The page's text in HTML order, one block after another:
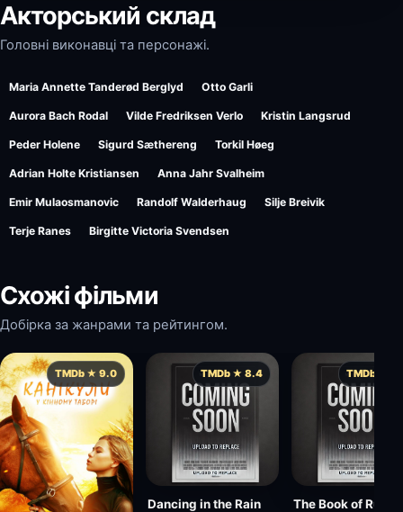
Акторський склад
Головні виконавці та персонажі.
Maria Annette Tanderød Berglyd Otto Garli
Aurora Bach Rodal Vilde Fredriksen Verlo Kristin Langsrud
Peder Holene Sigurd Sæthereng Torkil Høeg
Adrian Holte Kristiansen Anna Jahr Svalheim
Emir Mulaosmanovic Randolf Walderhaug Silje Breivik
Terje Ranes Birgitte Victoria Svendsen
Схожі фільми
Добірка за жанрами та рейтингом.
TMDb ★ 9.0 TMDb ★ 8.4
Dancing in the Rain
TMDb ★
The Book of Ruth: